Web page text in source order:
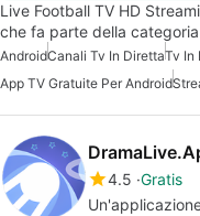
Live Football TV HD
che fa parte della
AndroidCanali Tv In DirettaTv In
App TV Gratuite Per Android
4.5 Gratis